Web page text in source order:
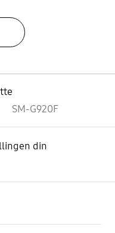
SM-G920F
din